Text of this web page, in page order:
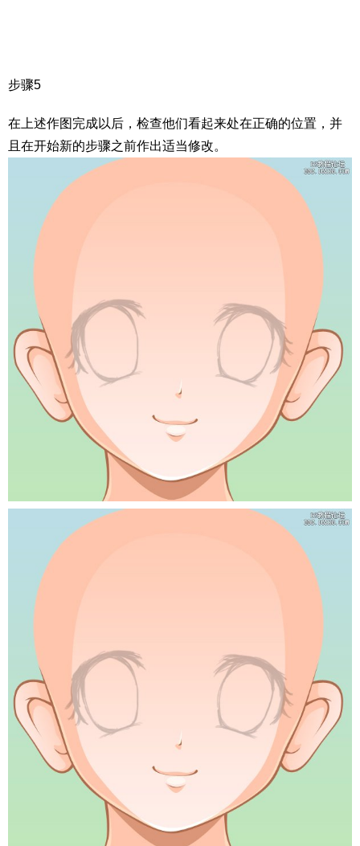
步骤5
在上述作图完成以后，检查他们看起来处在正确的位置，并
且在开始新的步骤之前作出适当修改。